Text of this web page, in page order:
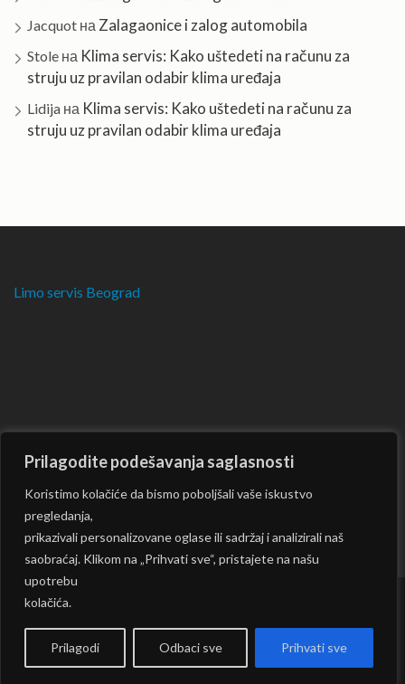
Prilagodite podešavanja saglasnosti
Koristimo kolačiće da bismo poboljšali vaše iskustvo
pregledanja,
prikazivali personalizovane oglase ili sadržaj i analizirali naš
saobraćaj. Klikom na „Prihvati sve“, pristajete na našu
upotrebu
kolačića.
Prilagodi Odbaci sve Prihvati sve
Jacquot на Zalagaonice i zalog automobila
Stole на Klima servis: Kako uštedeti na računu za
struju uz pravilan odabir klima uređaja
Lidija на Klima servis: Kako uštedeti na računu za
struju uz pravilan odabir klima uređaja
Limo servis Beograd
Powered by: